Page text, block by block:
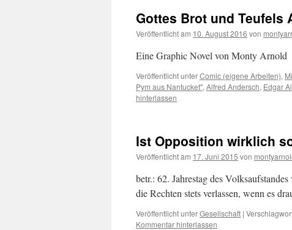
Gottes Brot und Teufels
Veröffentlicht am 10. August 2016 von
Eine Graphic Novel von Monty Arnold
Veröffentlicht unterComic (eigene Arbeiten),
Pym aus Nantucket", Alfred Andersch, Edgar
hinterlassen
Ist Opposition wirklich
Veröffentlicht am 17. Juni 2015 von
betr.: 62. Jahrestag des
die Rechten stets verlassen, wenn es
Veröffentlicht unterGesellschaft |
Kommentar hinterlassen